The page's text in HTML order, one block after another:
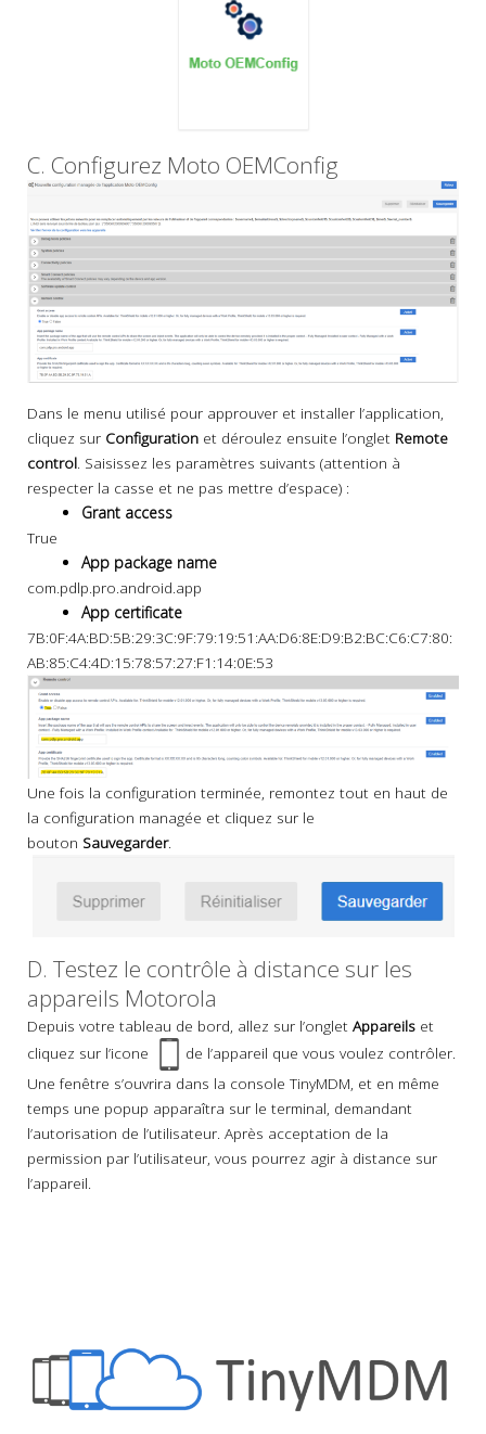
C. Configurez Moto OEMConfig
Dans le menu utilisé pour approuver et installer l’application,
cliquez sur Configuration et déroulez ensuite l’onglet Remote
control. Saisissez les paramètres suivants (attention à
respecter la casse et ne pas mettre d’espace) :
Grant access
True
App package name
com.pdlp.pro.android.app
App certificate
7B:0F:4A:BD:5B:29:3C:9F:79:19:51:AA:D6:8E:D9:B2:BC:C6:C7:80:
AB:85:C4:4D:15:78:57:27:F1:14:0E:53
Une fois la configuration terminée, remontez tout en haut de
la configuration managée et cliquez sur le
bouton Sauvegarder.
D. Testez le contrôle à distance sur les
appareils Motorola
Depuis votre tableau de bord, allez sur l’onglet Appareils et
cliquez sur l’icone
de l’appareil que vous voulez contrôler.
Une fenêtre s’ouvrira dans la console TinyMDM, et en même
temps une popup apparaîtra sur le terminal, demandant
l’autorisation de l’utilisateur. Après acceptation de la
permission par l’utilisateur, vous pourrez agir à distance sur
l’appareil.